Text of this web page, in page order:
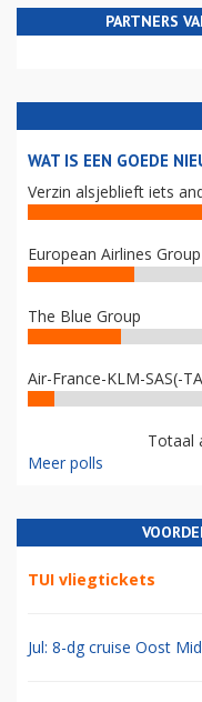
PARTNERS
WAT IS EEN GOEDE
Verzin alsjeblieft iets
European Airlines Group
The Blue Group
Air-France-KLM-SAS(-
Totaal
Meer polls
TUI vliegtickets
Jul: 8-dg cruise Oost